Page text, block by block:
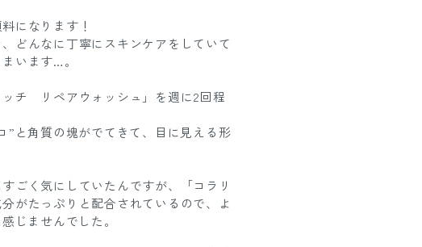
になります！
どんなに丁寧にスキンケアをしていて
います…。
チ リペアウォッシュ」を週に2回程
”と角質の塊がでてきて、目に見える形
ごく気にしていたんですが、「コラリ
がたっぷりと配合されているので、よ
じませんでした。